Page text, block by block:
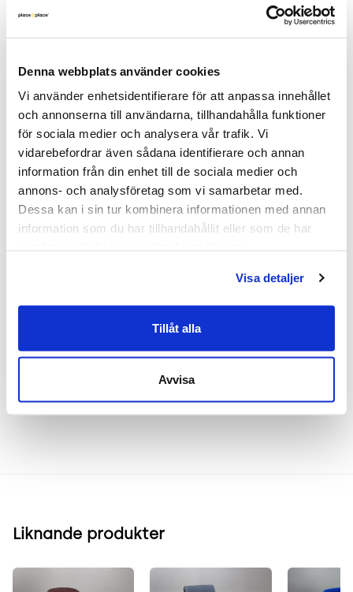
Denna webbplats använder cookies
Vi använder enhetsidentifierare för att anpassa innehållet
och annonserna till användarna, tillhandahålla funktioner
för sociala medier och analysera vår trafik. Vi
vidarebefordrar även sådana identifierare och annan
information från din enhet till de sociala medier och
annons- och analysföretag som vi samarbetar med.
Dessa kan i sin tur kombinera informationen med annan
information som du har tillhandahållit eller som de har
Visa detaljer
Tillåt alla
Avvisa
Archie från EFG erbjuder innovativ och praktisk
oslagbar komfort. Helkädd i ett blått tyg och vita
metallben. Godkänd av Möbelfakta. Stapelbar.
Läs mer - tillverkarens produktsida.
.
Mått
Höjd 87 cm
Frakt & leverans
Inspiration & vanliga frågar
Liknande produkter